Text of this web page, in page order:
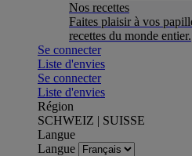
Nos recettes
Faites plaisir à vos
recettes du monde entier.
Se connecter
Liste d'envies
Se connecter
Liste d'envies
Région
SCHWEIZ | SUISSE
Langue
Langue